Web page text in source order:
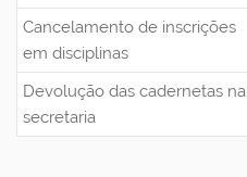
Cancelamento de inscrições
em disciplinas
Devolução das cadernetas na
secretaria